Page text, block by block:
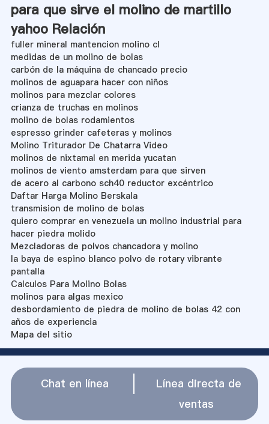
para que sirve el molino de martillo
yahoo Relación
fuller mineral mantencion molino cl
medidas de un molino de bolas
carbón de la máquina de chancado precio
molinos de aguapara hacer con niños
molinos para mezclar colores
crianza de truchas en molinos
molino de bolas rodamientos
espresso grinder cafeteras y molinos
Molino Triturador De Chatarra Video
molinos de nixtamal en merida yucatan
molinos de viento amsterdam para que sirven
de acero al carbono sch40 reductor excéntrico
Daftar Harga Molino Berskala
transmision de molino de bolas
quiero comprar en venezuela un molino industrial para
hacer piedra molido
Mezcladoras de polvos chancadora y molino
la baya de espino blanco polvo de rotary vibrante
pantalla
Calculos Para Molino Bolas
molinos para algas mexico
desbordamiento de piedra de molino de bolas 42 con
años de experiencia
Mapa del sitio
Chat en línea
Línea directa de
ventas